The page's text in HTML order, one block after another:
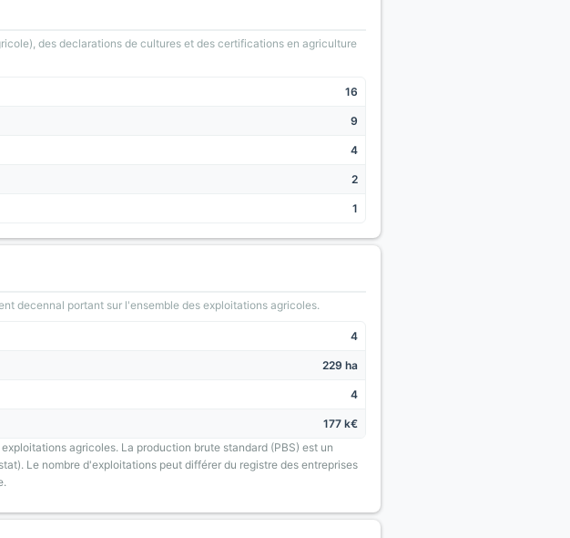
des declarations de cultures et des certifications en agriculture
16
9
4
2
1
decennal portant sur l'ensemble des exploitations agricoles.
4
229 ha
4
177 k€
agricoles. La production brute standard (PBS) est un
Le nombre d'exploitations peut différer du registre des entreprises